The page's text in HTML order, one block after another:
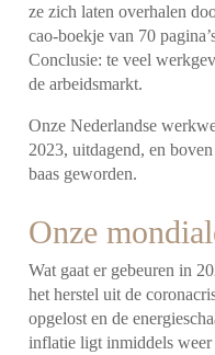
ze zich laten overhalen
cao-boekje van 70
Conclusie: te veel
de arbeidsmarkt.
Onze Nederlandse
2023, uitdagend, en
baas geworden.
Onze
Wat gaat er gebeuren in
het herstel uit de
opgelost en de
inflatie ligt inmiddels